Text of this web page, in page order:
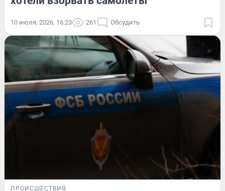
10 июля, 2026, 16:23 261 Обсудить
ПРОИСШЕСТВИЯ